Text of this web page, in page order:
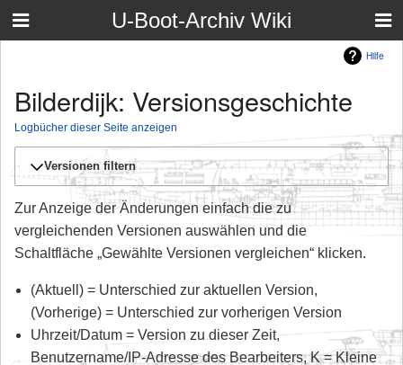
U-Boot-Archiv Wiki
Hilfe
Bilderdijk: Versionsgeschichte
Logbücher dieser Seite anzeigen
Versionen filtern
Zur Anzeige der Änderungen einfach die zu
vergleichenden Versionen auswählen und die
Schaltfläche „Gewählte Versionen vergleichen“ klicken.
(Aktuell) = Unterschied zur aktuellen Version,
(Vorherige) = Unterschied zur vorherigen Version
Uhrzeit/Datum = Version zu dieser Zeit,
Benutzername/IP-Adresse des Bearbeiters, K = Kleine